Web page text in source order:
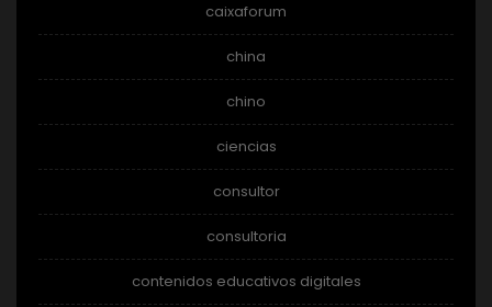
caixaforum
china
chino
ciencias
consultor
consultoria
contenidos educativos digitales